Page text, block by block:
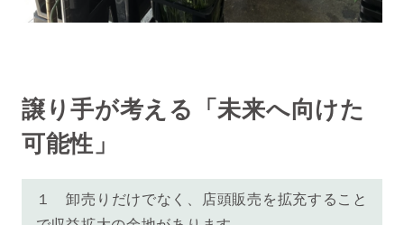
譲り手が考える「未来へ向けた
可能性」
１ 卸売りだけでなく、店頭販売を拡充すること